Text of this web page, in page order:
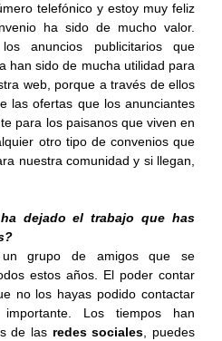
telefónico y estoy muy feliz
ha sido de mucho valor.
anuncios publicitarios que
han sido de mucha utilidad para
web, porque a través de ellos
las ofertas que los anunciantes
para los paisanos que viven en
otro tipo de convenios que
nuestra comunidad y si llegan,
dejado el trabajo que has
grupo de amigos que se
estos años. El poder contar
no los hayas podido contactar
Los tiempos han
de las redes sociales, puedes